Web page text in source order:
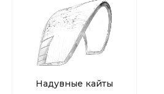
Надувные кайты